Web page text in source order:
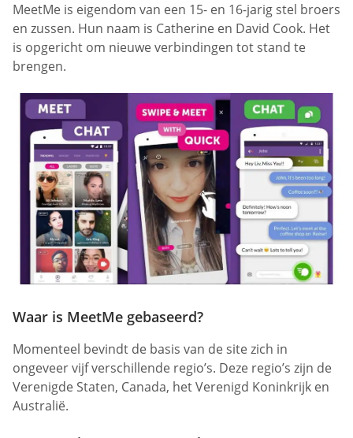
MeetMe is eigendom van een 15- en 16-jarig stel broers
en zussen. Hun naam is Catherine en David Cook. Het
is opgericht om nieuwe verbindingen tot stand te
brengen.
Waar is MeetMe gebaseerd?
Momenteel bevindt de basis van de site zich in
ongeveer vijf verschillende regio’s. Deze regio’s zijn de
Verenigde Staten, Canada, het Verenigd Koninkrijk en
Australië.